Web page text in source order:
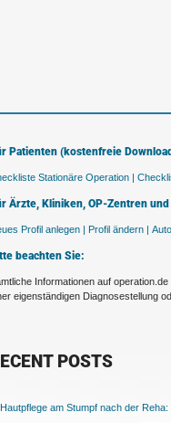
Patienten (kostenfreie
Stationäre Operation |
Ärzte, Kliniken, OP-Zentren und
Profil anlegen | Profil ändern |
beachten Sie:
Informationen auf
eigenständigen Diagnosestellung
POSTS
Hautpflege am Stumpf nach der